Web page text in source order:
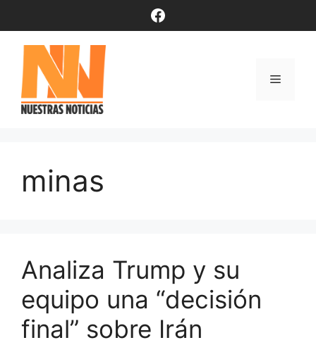
contenido
Facebook
Menú
minas
Analiza Trump y su
equipo una “decisión
final” sobre Irán